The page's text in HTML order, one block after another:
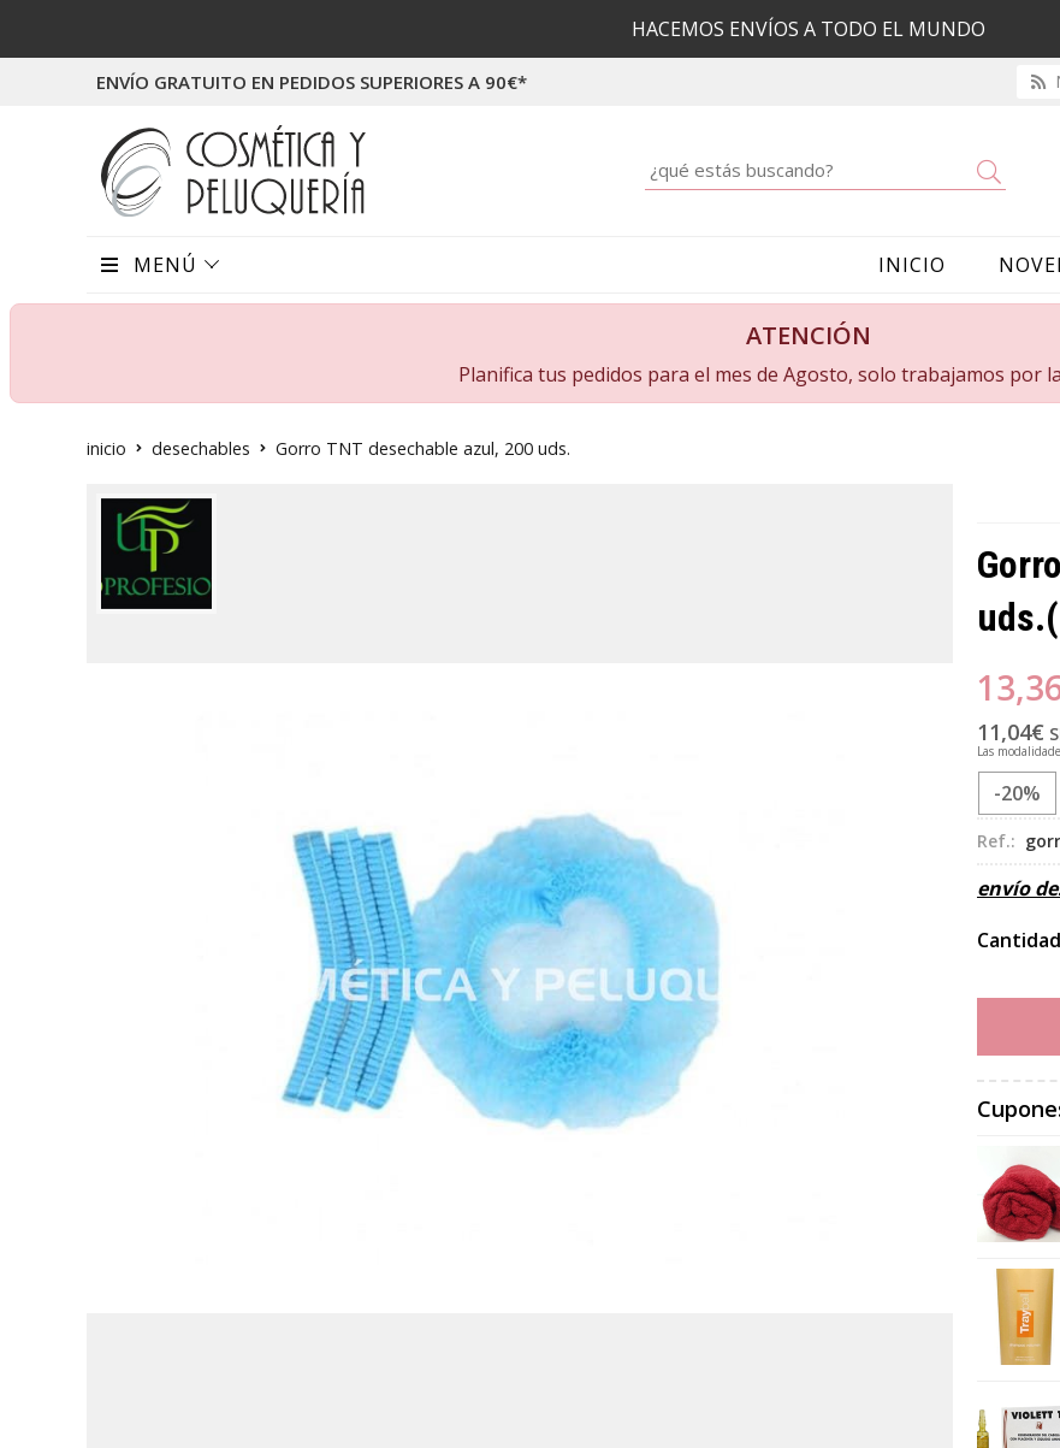
HACEMOS ENVÍOS A TODO EL MUNDO
ENVÍO GRATUITO EN PEDIDOS SUPERIORES A 90€*
MENÚ INICIO
ATENCIÓN
Planifica tus pedidos para el mes de Agosto, solo trabajamos por
inicio desechables Gorro TNT desechable azul, 200 uds.
uds.
11,04€
Las
-20%
Ref.:
envío
Cantidad